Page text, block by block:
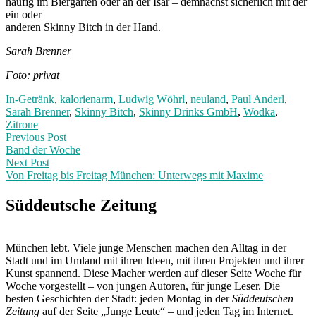
ein oder
anderen Skinny Bitch in der Hand.
Sarah Brenner
Foto: privat
In-Getränk, kalorienarm, Ludwig Wöhrl, neuland, Paul Anderl,
Sarah Brenner, Skinny Bitch, Skinny Drinks GmbH, Wodka,
Zitrone
Post
navigation
Previous PostPrevious
post:
Band der Woche
Next Post
Von Freitag bis Freitag München: Unterwegs mit Maxime
Post:
Süddeutsche Zeitung
München lebt. Viele junge Menschen machen den Alltag in der
Stadt und im Umland mit ihren Ideen, mit ihren Projekten und ihrer
Kunst spannend. Diese Macher werden auf dieser Seite Woche für
Woche vorgestellt – von jungen Autoren, für junge Leser. Die
besten Geschichten der Stadt: jeden Montag in derSüddeutschen
Zeitung auf der Seite „Junge Leute“ – und jeden Tag im Internet.